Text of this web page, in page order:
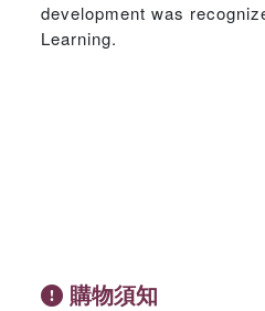
development was
Learning.
購物須知